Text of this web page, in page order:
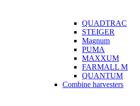
QUADTRAC
STEIGER
Magnum
PUMA
MAXXUM
FARMALL M
QUANTUM
Combine harvesters